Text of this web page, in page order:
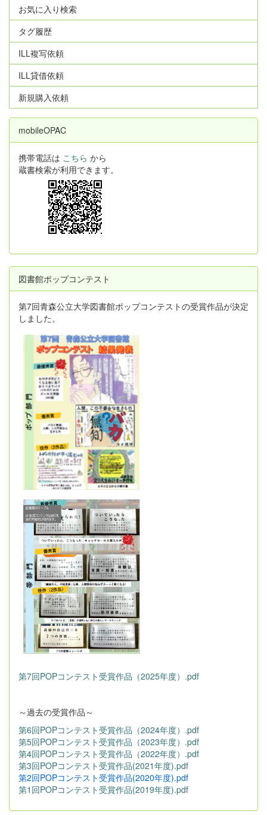
お気に入り検索
タグ履歴
ILL複写依頼
ILL貸借依頼
新規購入依頼
mobileOPAC
携帯電話は こちら から
蔵書検索が利用できます。
図書館ポップコンテスト
第7回青森公立大学図書館ポップコンテストの受賞作品が決定
しました。
第7回POPコンテスト受賞作品（2025年度）.pdf
～過去の受賞作品～
第6回POPコンテスト受賞作品（2024年度）.pdf
第5回POPコンテスト受賞作品（2023年度）.pdf
第4回POPコンテスト受賞作品（2022年度）.pdf
第3回POPコンテスト受賞作品(2021年度).pdf
第2回POPコンテスト受賞作品(2020年度).pdf
第1回POPコンテスト受賞作品(2019年度).pdf